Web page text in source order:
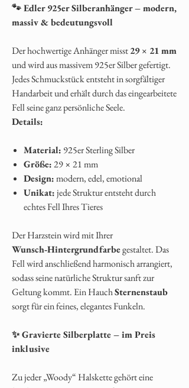
🐾 Edler 925er Silberanhänger – modern,
massiv & bedeutungsvoll
Der hochwertige Anhänger misst29 × 21 mm
und wird aus massivem 925er Silber gefertigt.
Jedes Schmuckstück entsteht in sorgfältiger
Handarbeit und erhält durch das eingearbeitete
Fell seine ganz persönliche Seele.
Details:
Material: 925er Sterling Silber
Größe:29 × 21 mm
Design:modern, edel, emotional
Unikat:jede Struktur entsteht durch
echtes Fell Ihres Tieres
Der Harzstein wird mit Ihrer
Wunsch‑Hintergrundfarbegestaltet. Das
Fell wird anschließend harmonisch arrangiert,
sodass seine natürliche Struktur sanft zur
Geltung kommt. Ein HauchSternenstaub
sorgt für ein feines, elegantes Funkeln.
✨ Gravierte Silberplatte – im Preis
inklusive
Zu jeder „Woody“ Halskette gehört eine